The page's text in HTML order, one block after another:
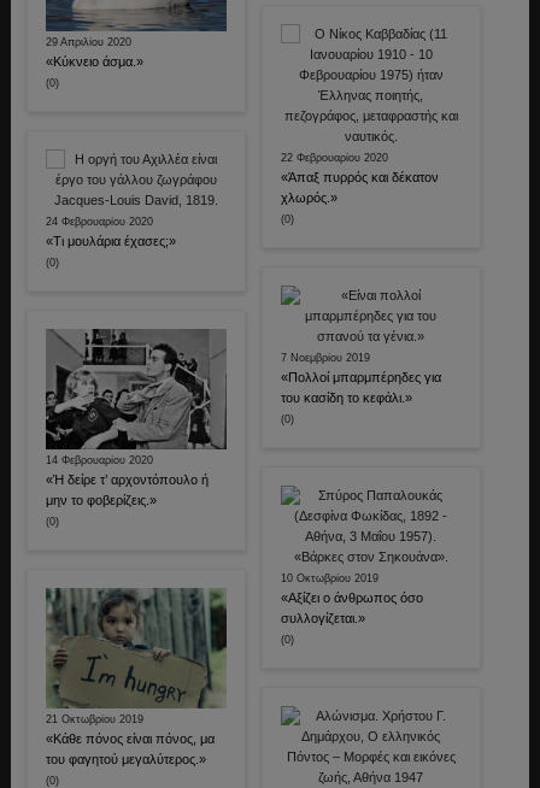
29 Απριλίου 2020
«Κύκνειο άσμα.»
(0)
24 Φεβρουαρίου 2020
«Τι μουλάρια έχασες;»
(0)
14 Φεβρουαρίου 2020
«Ή δείρε τ’ αρχοντόπουλο ή
μην το φοβερίζεις.»
(0)
21 Οκτωβρίου 2019
«Κάθε πόνος είναι πόνος, μα
του φαγητού μεγαλύτερος.»
(0)
22 Φεβρουαρίου 2020
«Άπαξ πυρρός και δέκατον
χλωρός.»
(0)
7 Νοεμβρίου 2019
«Πολλοί μπαρμπέρηδες για
του κασίδη το κεφάλι.»
(0)
10 Οκτωβρίου 2019
«Αξίζει ο άνθρωπος όσο
συλλογίζεται.»
(0)